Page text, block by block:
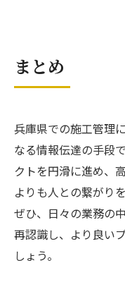
まとめ
兵庫県での施工管理
なる情報伝達の手段
クトを円滑に進め、
よりも人との繋がり
ぜひ、日々の業務の
再認識し、より良い
しょう。